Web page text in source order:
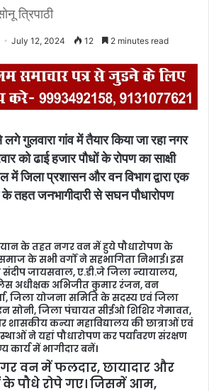
त्रिपाठी
July 12, 2024 12 2 minutes read
गुलवारा गांव में तैयार किया जा रहा नगर
को ढाई हजार पौधों के रोपण का साक्षी
में जिला प्रशासन और वन विभाग द्वारा एक
तहत जनभागीदारी से सघन पौधारोपण
के तहत नगर वन में हुये पौधारोपण के
के सभी वर्गों ने सहभागिता निभाई। इस
संदीप जायसवाल, ए.डी.जे जिला न्यायालय,
अधीक्षक अभिजीत कुमार रंजन, वन
जिला योजना समिति के सदस्य एवं जिला
सोनी, जिला पंचायत सीईओ शिशिर गेमावत,
शासकीय कन्या महाविद्यालय की छात्राओं एवं
ने यहां पौधारोपण कर पर्यावरण संरक्षण
में भागीदार बनें।
वन में फलदार, छायादार और
के पौधे रोपे गए। जिसमें आम,